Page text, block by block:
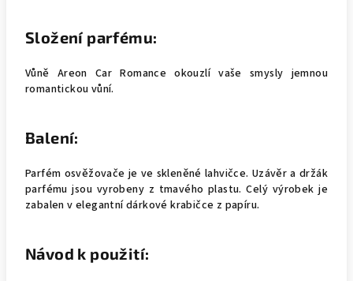
Složení parfému:
Vůně Areon Car Romanceokouzlí vaše smysly jemnou
romantickou vůní.
Balení:
Parfém osvěžovače je ve skleněné lahvičce. Uzávěr a držák
parfému jsou vyrobeny z tmavého plastu. Celý výrobek je
zabalen v elegantní dárkové krabičce z papíru.
Návod k použití: